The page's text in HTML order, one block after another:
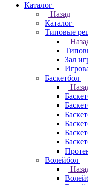
Каталог
Назад
Каталог
Типовые
Зал
Баскетбол
Волейбол